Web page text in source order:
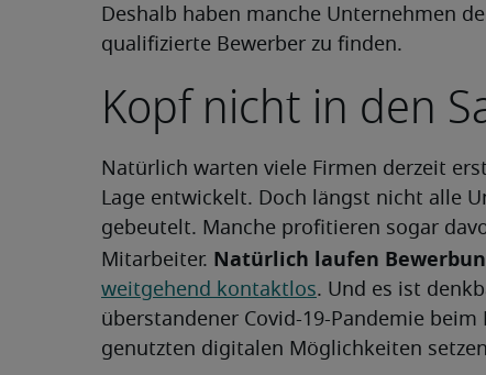
Deshalb haben manche Unternehmen
qualifizierte Bewerber zu finden.
Kopf nicht in den
Natürlich warten viele Firmen derzeit
Lage entwickelt. Doch längst nicht alle
gebeutelt. Manche profitieren sogar
Mitarbeiter. Natürlich laufen
weitgehend kontaktlos. Und es ist
überstandener Covid-19-Pandemie
genutzten digitalen Möglichkeiten